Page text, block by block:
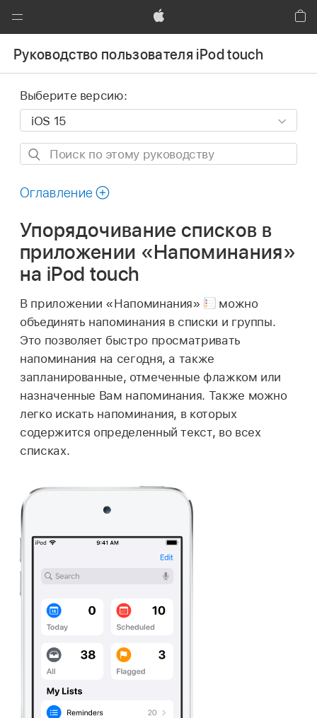
Открыть
меню
Apple
Руководство пользователя iPod touch
Выберите версию:
Поиск
этому
Оглавление
Упорядочивание списков в
приложении «Напоминания»
на iPod touch
В приложении «Напоминания»
можно
объединять напоминания в списки и группы.
Это позволяет быстро просматривать
напоминания на сегодня, а также
запланированные, отмеченные флажком или
назначенные Вам напоминания. Также можно
легко искать напоминания, в которых
содержится определенный текст, во всех
списках.